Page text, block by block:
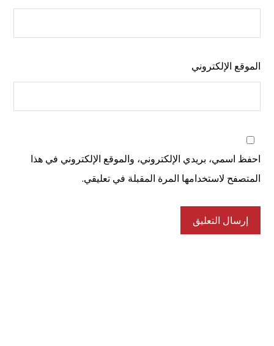
الموقع الإلكتروني
احفظ اسمي، بريدي الإلكتروني، والموقع الإلكتروني في هذا
المتصفح لاستخدامها المرة المقبلة في تعليقي.